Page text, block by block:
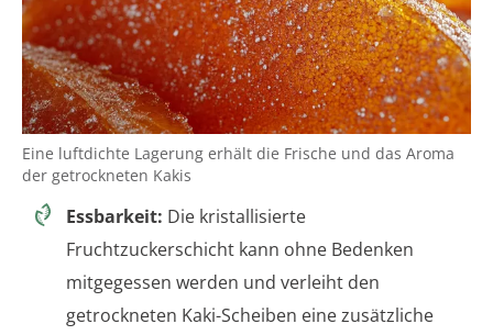
Eine luftdichte Lagerung erhält die Frische und das Aroma
der getrockneten Kakis
Essbarkeit: Die kristallisierte
Fruchtzuckerschicht kann ohne Bedenken
mitgegessen werden und verleiht den
getrockneten Kaki-Scheiben eine zusätzliche